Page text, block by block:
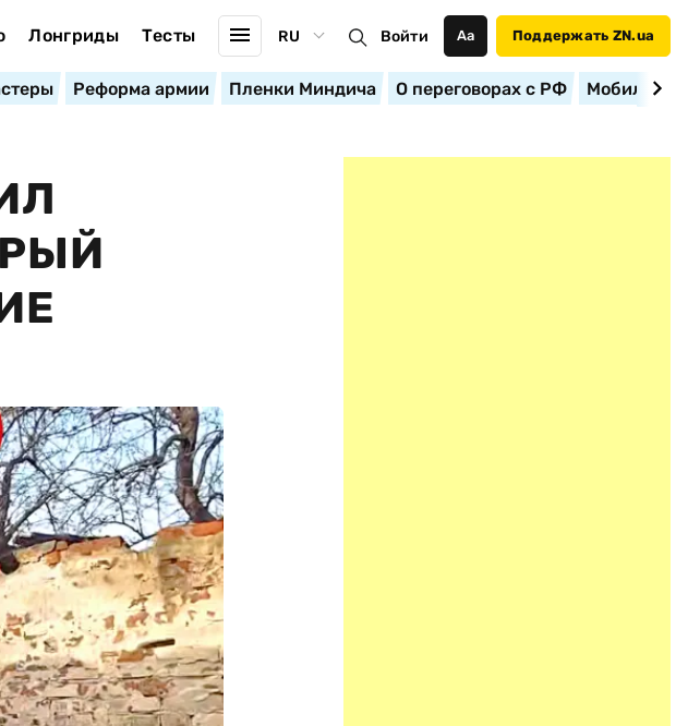
Лонгриды Тесты RU Войти Аа Поддержать ZN.ua
Реформа армии Пленки Миндича О переговорах с РФ